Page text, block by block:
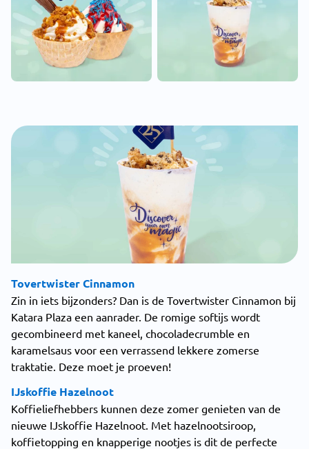
Tovertwister Cinnamon
Zin in iets bijzonders? Dan is de Tovertwister Cinnamon bij
Katara Plaza een aanrader. De romige softijs wordt
gecombineerd met kaneel, chocoladecrumble en
karamelsaus voor een verrassend lekkere zomerse
traktatie. Deze moet je proeven!
IJskoffie Hazelnoot
Koffieliefhebbers kunnen deze zomer genieten van de
nieuwe IJskoffie Hazelnoot. Met hazelnootsiroop,
koffietopping en knapperige nootjes is dit de perfecte